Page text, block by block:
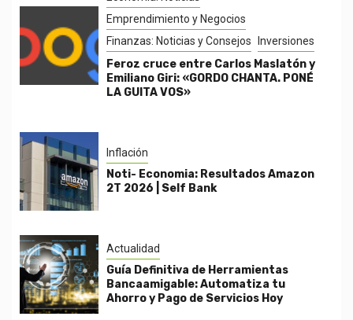
Emprendimiento y Negocios
Finanzas: Noticias y Consejos
Inversiones
Feroz cruce entre Carlos Maslatón y
Emiliano Giri: «GORDO CHANTA. PONÉ
LA GUITA VOS»
Inflación
Noti- Economia: Resultados Amazon
2T 2026 | Self Bank
Actualidad
Guía Definitiva de Herramientas
Bancaamigable: Automatiza tu
Ahorro y Pago de Servicios Hoy